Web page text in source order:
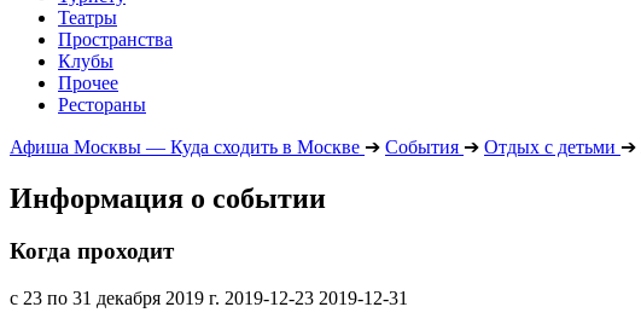
Театры
Пространства
Клубы
Прочее
Рестораны
Афиша Москвы — Куда сходить в Москве ➔ События ➔ Отдых с детьми ➔
Информация о событии
Когда проходит
с 23 по 31 декабря 2019 г. 2019-12-23 2019-12-31